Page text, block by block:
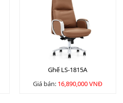
Ghế LS-1815A
Giá bán: 16,890,000 VNĐ